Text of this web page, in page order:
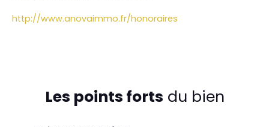
http://www.anovaimmo.fr/honoraires
Les points forts du bien